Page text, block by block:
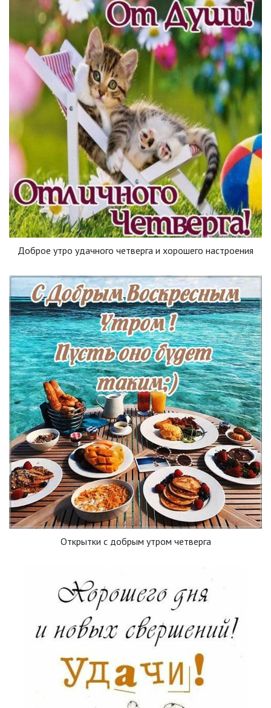
Доброе утро удачного четверга и хорошего настроения
Открытки с добрым утром четверга